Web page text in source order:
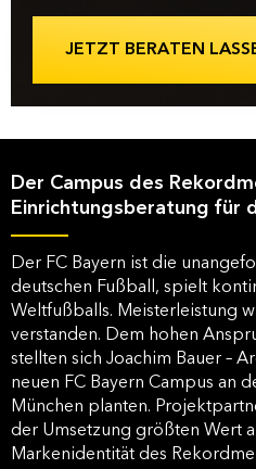
JETZT BERATEN
Der Campus des
Einrichtungsberatung für
Der FC Bayern ist die
deutschen Fußball, spielt
Weltfußballs. Meisterleistung
verstanden. Dem hohen
stellten sich Joachim Bauer –
neuen FC Bayern Campus an
München planten.
der Umsetzung größten Wert
Markenidentität des